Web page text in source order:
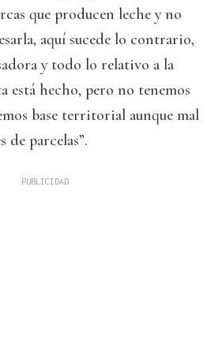
que producen leche y no
aquí sucede lo contrario,
y todo lo relativo a la
está hecho, pero no tenemos
base territorial aunque mal
parcelas”.